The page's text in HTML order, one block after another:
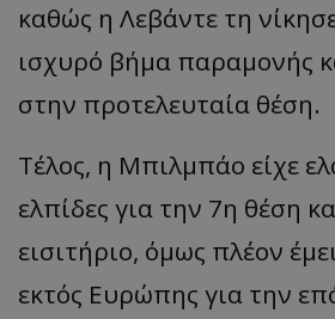
καθώς η Λεβάντε τη
ισχυρό βήμα παραμονής
στην προτελευταία θέση.
Tέλος, η Μπιλμπάο είχε
ελπίδες για την 7η θέση
εισιτήριο, όμως πλέον
εκτός Ευρώπης για την